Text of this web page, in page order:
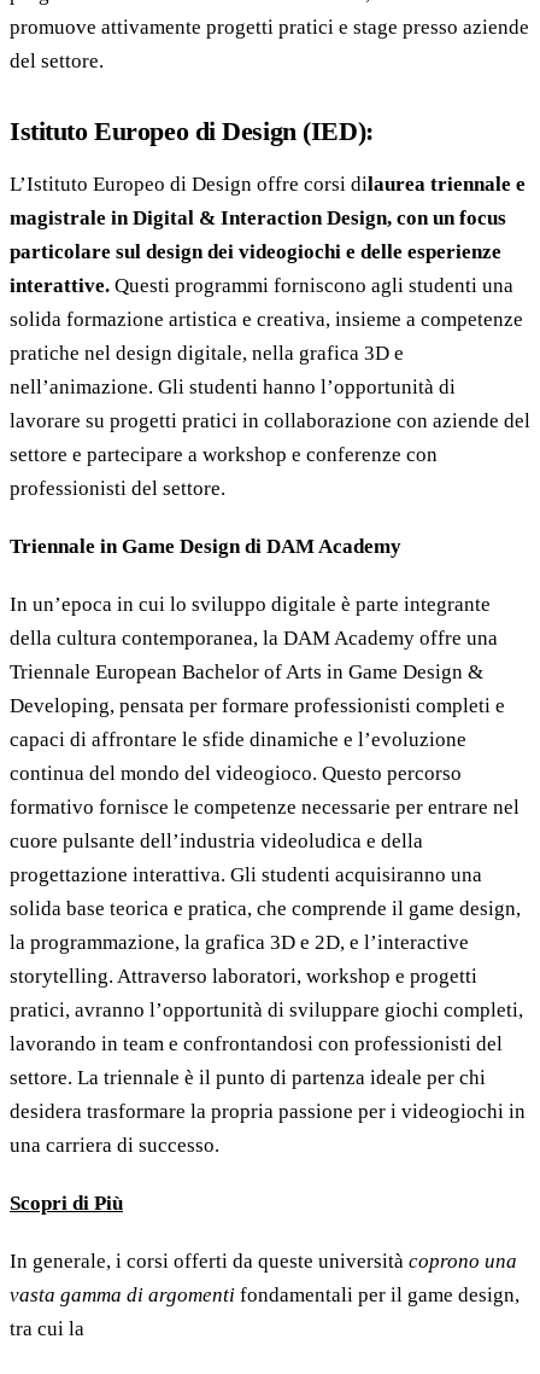
promuove attivamente progetti pratici e stage presso aziende
del settore.
Istituto Europeo di Design (IED):
L’Istituto Europeo di Design offre corsi dilaurea triennale e
magistrale in Digital & Interaction Design, con un focus
particolare sul design dei videogiochi e delle esperienze
interattive. Questi programmi forniscono agli studenti una
solida formazione artistica e creativa, insieme a competenze
pratiche nel design digitale, nella grafica 3D e
nell’animazione. Gli studenti hanno l’opportunità di
lavorare su progetti pratici in collaborazione con aziende del
settore e partecipare a workshop e conferenze con
professionisti del settore.
Triennale in Game Design di DAM Academy
In un’epoca in cui lo sviluppo digitale è parte integrante
della cultura contemporanea, la DAM Academy offre una
Triennale European Bachelor of Arts in Game Design &
Developing, pensata per formare professionisti completi e
capaci di affrontare le sfide dinamiche e l’evoluzione
continua del mondo del videogioco. Questo percorso
formativo fornisce le competenze necessarie per entrare nel
cuore pulsante dell’industria videoludica e della
progettazione interattiva. Gli studenti acquisiranno una
solida base teorica e pratica, che comprende il game design,
la programmazione, la grafica 3D e 2D, e l’interactive
storytelling. Attraverso laboratori, workshop e progetti
pratici, avranno l’opportunità di sviluppare giochi completi,
lavorando in team e confrontandosi con professionisti del
settore. La triennale è il punto di partenza ideale per chi
desidera trasformare la propria passione per i videogiochi in
una carriera di successo.
Scopri di Più
In generale, i corsi offerti da queste università coprono una
vasta gamma di argomenti fondamentali per il game design,
tra cui la